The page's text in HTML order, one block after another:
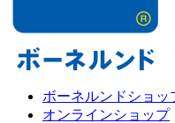
ボーネルンドショッ
オンラインショップ